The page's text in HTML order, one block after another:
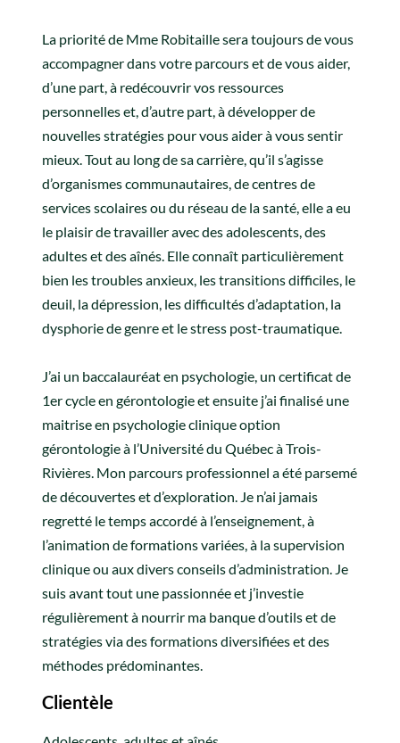
La priorité de Mme Robitaille sera toujours de vous
accompagner dans votre parcours et de vous aider,
d’une part, à redécouvrir vos ressources
personnelles et, d’autre part, à développer de
nouvelles stratégies pour vous aider à vous sentir
mieux. Tout au long de sa carrière, qu’il s’agisse
d’organismes communautaires, de centres de
services scolaires ou du réseau de la santé, elle a eu
le plaisir de travailler avec des adolescents, des
adultes et des aînés. Elle connaît particulièrement
bien les troubles anxieux, les transitions difficiles, le
deuil, la dépression, les difficultés d’adaptation, la
dysphorie de genre et le stress post-traumatique.
J’ai un baccalauréat en psychologie, un certificat de
1er cycle en gérontologie et ensuite j’ai finalisé une
maitrise en psychologie clinique option
gérontologie à l’Université du Québec à Trois-
Rivières. Mon parcours professionnel a été parsemé
de découvertes et d’exploration. Je n’ai jamais
regretté le temps accordé à l’enseignement, à
l’animation de formations variées, à la supervision
clinique ou aux divers conseils d’administration. Je
suis avant tout une passionnée et j’investie
régulièrement à nourrir ma banque d’outils et de
stratégies via des formations diversifiées et des
méthodes prédominantes.
Clientèle